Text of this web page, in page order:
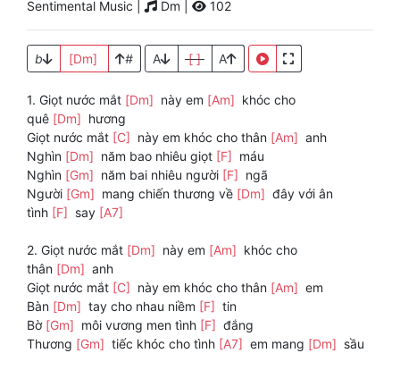
Sentimental Music |
Dm | 102
b [Dm] # A [ ] A
1. Giọt nước mắt [Dm] này em [Am] khóc cho
quê [Dm] hương
Giọt nước mắt [C] này em khóc cho thân [Am] anh
Nghìn [Dm] năm bao nhiêu giọt [F] máu
Nghìn [Gm] năm bai nhiêu người [F] ngã
Người [Gm] mang chiến thương về [Dm] đây với ân
tình [F] say [A7]
2. Giọt nước mắt [Dm] này em [Am] khóc cho
thân [Dm] anh
Giọt nước mắt [C] này em khóc cho thân [Am] em
Bàn [Dm] tay cho nhau niềm [F] tin
Bờ [Gm] môi vương men tình [F] đắng
Thương [Gm] tiếc khóc cho tình [A7] em mang [Dm] sầu